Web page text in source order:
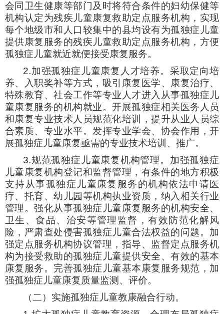
会同卫生健康等部门及时将符合条件的妇幼保健等
机构认定为残疾儿童康复救助定点服务机构，实现
每个地级市和人口较集中的县均设有为孤独症儿童
提供康复服务的残疾儿童救助定点服务机构，方便
孤独症儿童就近就便接受康复服务。
2.加强孤独症儿童康复人才培养。采取定向培
养、入职奖补等方式，吸引康复医学、康复治疗、
特殊教育、社会工作等专业人才进入从事孤独症儿
童康复服务的机构就业。开展孤独症相关医务人员
和康复专业技术人员规范化培训，提升从业人员综
合素质、专业水平。发挥专业学会、协会作用，开
展孤独症儿童康复亟需的专业技术培训、推广。
3.规范孤独症儿童康复机构管理。加强孤独症
儿童康复机构登记和监督管理，有条件的地方积极
支持从事孤独症儿童康复服务的机构依法申请医
疗、托育、幼儿园等机构执业资质，纳入相关行业
管理。强化从事孤独症儿童康复服务的机构安全、
卫生、食品、治安等管理监督，有效防范化解风
险，严肃查处侵害孤独症儿童合法权益的问题。加
强定点服务机构协议管理，指导、监督定点服务机
构为接受救助的孤独症儿童提供安全、有效的基本
康复服务。完善孤独症儿童基本康复服务规范，加
强孤独症儿童康复质量监测、评价。
（二）实施孤独症儿童教康融合行动。